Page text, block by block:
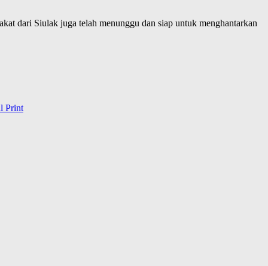
dari Siulak juga telah menunggu dan siap untuk menghantarkan
Print